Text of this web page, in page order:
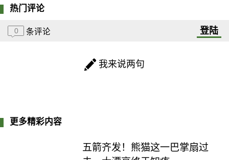
热门评论
0 条评论 登陆
我来说两句
更多精彩内容
五箭齐发！熊猫这一巴掌扇过